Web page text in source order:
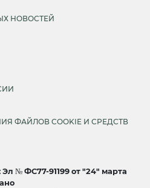
НОВОСТЕЙ
ФАЙЛОВ COOKIE И СРЕДСТВ
№ ФС77-91199 от "24" марта